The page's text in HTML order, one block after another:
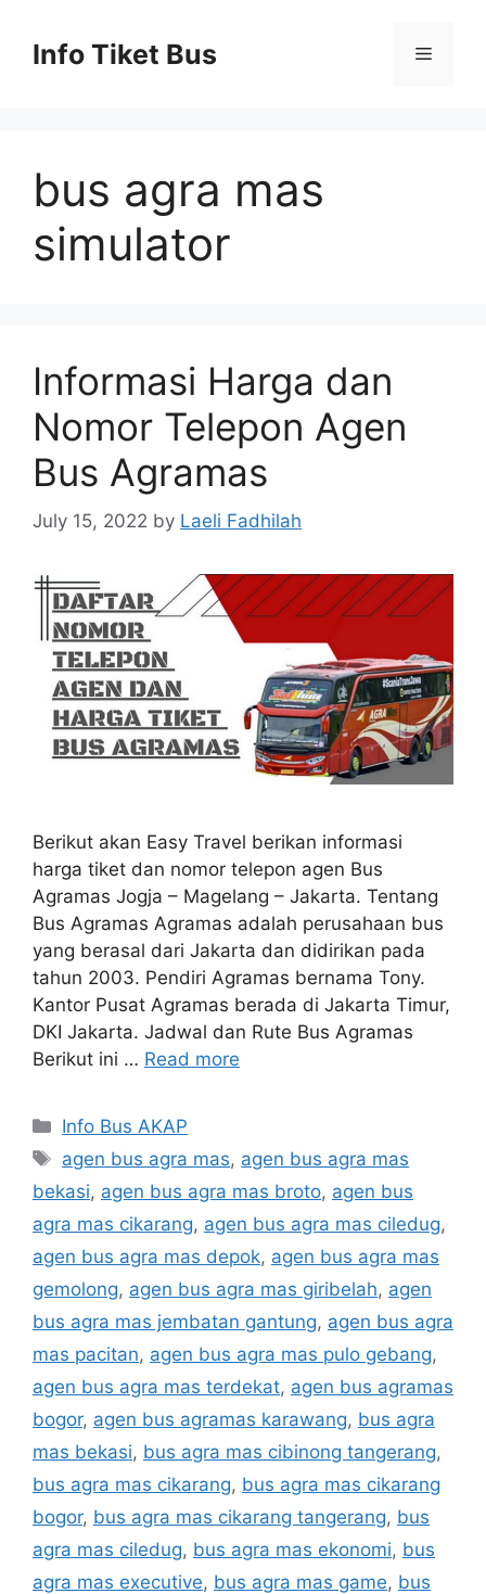
contentInfo Tiket Bus Menu
bus agra mas
simulator
Informasi Harga dan
Nomor Telepon Agen
Bus Agramas
July 15, 2022 by Laeli Fadhilah
Berikut akan Easy Travel berikan informasi
harga tiket dan nomor telepon agen Bus
Agramas Jogja – Magelang – Jakarta. Tentang
Bus Agramas Agramas adalah perusahaan bus
yang berasal dari Jakarta dan didirikan pada
tahun 2003. Pendiri Agramas bernama Tony.
Kantor Pusat Agramas berada di Jakarta Timur,
DKI Jakarta. Jadwal dan Rute Bus Agramas
Berikut ini … Read more
Categories
Info Bus AKAP
Tags
agen bus agra mas, agen bus agra mas
bekasi, agen bus agra mas broto, agen bus
agra mas cikarang, agen bus agra mas ciledug,
agen bus agra mas depok, agen bus agra mas
gemolong, agen bus agra mas giribelah, agen
bus agra mas jembatan gantung, agen bus agra
mas pacitan, agen bus agra mas pulo gebang,
agen bus agra mas terdekat, agen bus agramas
bogor, agen bus agramas karawang, bus agra
mas bekasi, bus agra mas cibinong tangerang,
bus agra mas cikarang, bus agra mas cikarang
bogor, bus agra mas cikarang tangerang, bus
agra mas ciledug, bus agra mas ekonomi, bus
agra mas executive, bus agra mas game, bus